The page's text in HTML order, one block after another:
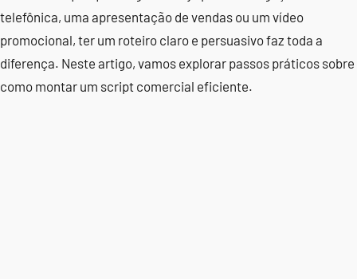
telefônica, uma apresentação de vendas ou um vídeo
promocional, ter um roteiro claro e persuasivo faz toda a
diferença. Neste artigo, vamos explorar passos práticos sobre
como montar um script comercial eficiente.